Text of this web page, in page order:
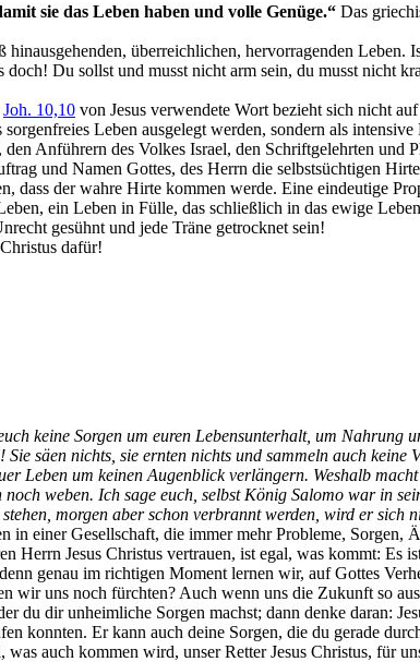
sie das Leben haben und volle Genüge.“ Das
überreichlichen, hervorragenden Leben.
Du sollst und musst nicht arm sein, du musst nicht
Joh. 10,10 von Jesus verwendete Wort bezieht sich nicht
Leben ausgelegt werden, sondern als
Anführern des Volkes Israel, den Schriftgelehrten und
und Namen Gottes, des Herrn die selbstsüchtigen
dass der wahre Hirte kommen werde. Eine eindeutige
ein Leben in Fülle, das schließlich in das ewige
gesühnt und jede Träne getrocknet sein!
dafür!
keine Sorgen um euren Lebensunterhalt, um
säen nichts, sie ernten nichts und sammeln auch
Leben um keinen Augenblick verlängern. Weshalb
weben. Ich sage euch, selbst König Salomo war in
morgen aber schon verbrannt werden, wird er
in einer Gesellschaft, die immer mehr Probleme,
Jesus Christus vertrauen, ist egal, was kommt:
genau im richtigen Moment lernen wir, auf Gottes
wir uns noch fürchten? Auch wenn uns die Zukunft so
dir unheimliche Sorgen machst; dann denke daran:
konnten. Er kann auch deine Sorgen, die du gerade
auch kommen wird, unser Retter Jesus Christus, für